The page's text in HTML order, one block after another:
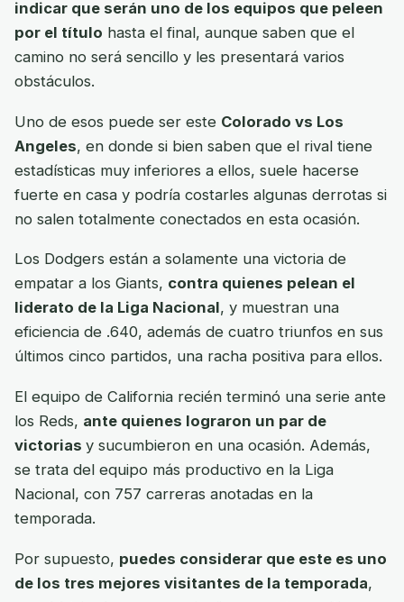
indicar que serán uno de los equipos que peleen
por el título hasta el final, aunque saben que el
camino no será sencillo y les presentará varios
obstáculos.
Uno de esos puede ser este Colorado vs Los
Angeles, en donde si bien saben que el rival tiene
estadísticas muy inferiores a ellos, suele hacerse
fuerte en casa y podría costarles algunas derrotas si
no salen totalmente conectados en esta ocasión.
Los Dodgers están a solamente una victoria de
empatar a los Giants, contra quienes pelean el
liderato de la Liga Nacional, y muestran una
eficiencia de .640, además de cuatro triunfos en sus
últimos cinco partidos, una racha positiva para ellos.
El equipo de California recién terminó una serie ante
los Reds, ante quienes lograron un par de
victorias y sucumbieron en una ocasión. Además,
se trata del equipo más productivo en la Liga
Nacional, con 757 carreras anotadas en la
temporada.
Por supuesto, puedes considerar que este es uno
de los tres mejores visitantes de la temporada,